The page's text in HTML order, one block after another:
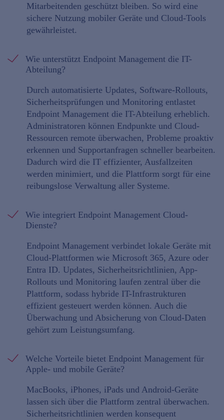
Mitarbeitenden geschützt bleiben. So wird eine
sichere Nutzung mobiler Geräte und Cloud-Tools
gewährleistet.
Wie unterstützt Endpoint Management die IT-
Abteilung?
Durch automatisierte Updates, Software-Rollouts,
Sicherheitsprüfungen und Monitoring entlastet
Endpoint Management die IT-Abteilung erheblich.
Administratoren können Endpunkte und Cloud-
Ressourcen remote überwachen, Probleme proaktiv
erkennen und Supportanfragen schneller bearbeiten.
Dadurch wird die IT effizienter, Ausfallzeiten
werden minimiert, und die Plattform sorgt für eine
reibungslose Verwaltung aller Systeme.
Wie integriert Endpoint Management Cloud-
Dienste?
Endpoint Management verbindet lokale Geräte mit
Cloud-Plattformen wie Microsoft 365, Azure oder
Entra ID. Updates, Sicherheitsrichtlinien, App-
Rollouts und Monitoring laufen zentral über die
Plattform, sodass hybride IT-Infrastrukturen
effizient gesteuert werden können. Auch die
Überwachung und Absicherung von Cloud-Daten
gehört zum Leistungsumfang.
Welche Vorteile bietet Endpoint Management für
Apple- und mobile Geräte?
MacBooks, iPhones, iPads und Android-Geräte
lassen sich über die Plattform zentral überwachen.
Sicherheitsrichtlinien werden konsequent